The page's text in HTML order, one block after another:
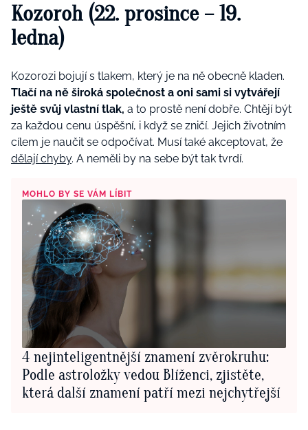
Kozoroh (22. prosince – 19.
ledna)
Kozorozi bojují s tlakem, který je na ně obecně kladen.
Tlačí na ně široká společnost a oni sami si vytvářejí
ještě svůj vlastní tlak, a to prostě není dobře. Chtějí být
za každou cenu úspěšní, i když se zničí. Jejich životním
cílem je naučit se odpočívat. Musí také akceptovat, že
dělají chyby. A neměli by na sebe být tak tvrdí.
MOHLO BY SE VÁM LÍBIT
4 nejinteligentnější znamení zvěrokruhu:
Podle astroložky vedou Blíženci, zjistěte,
která další znamení patří mezi nejchytřejší